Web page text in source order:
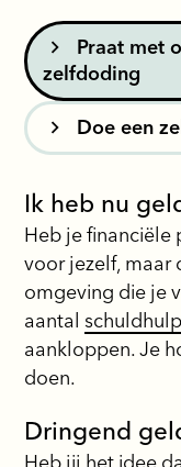
Praat met
zelfdoding
Doe een
Ik heb nu
Heb je financiële
voor jezelf, maar
omgeving die je
aantal
aankloppen. Je
doen.
Dringend
Heb jij het idee